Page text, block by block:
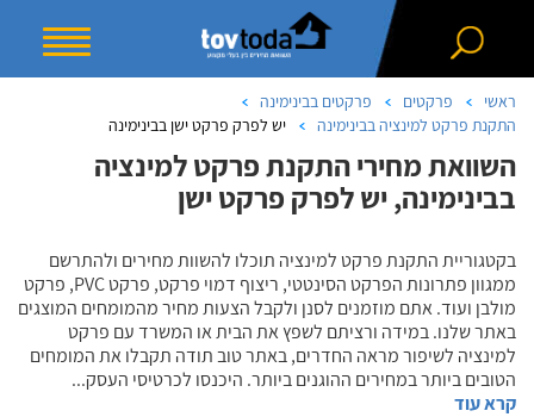
ראשי פרקטים
פרקטים בבינימינה
התקנת פרקט למינציה בבינימינה
יש לפרק פרקט ישן בבינימינה
השוואת מחירי התקנת פרקט למינציה
בבינימינה, יש לפרק פרקט ישן
בקטגוריית התקנת פרקט למינציה תוכלו להשוות מחירים ולהתרשם
ממגוון פתרונות הפרקט הסינטטי, ריצוף דמוי פרקט, פרקט PVC, פרקט
מולבן ועוד. אתם מוזמנים לסנן ולקבל הצעות מחיר מהמומחים המוצגים
באתר שלנו. במידה ורציתם לשפץ את הבית או המשרד עם פרקט
למינציה לשיפור מראה החדרים, באתר טוב תודה תקבלו את המומחים
הטובים ביותר במחירים ההוגנים ביותר. היכנסו לכרטיסי העסק...
קרא עוד